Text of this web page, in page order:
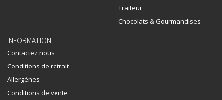
Traiteur
Chocolats & Gourmandises
INFORMATION
Contactez nous
Conditions de retrait
Allergènes
Conditions de vente